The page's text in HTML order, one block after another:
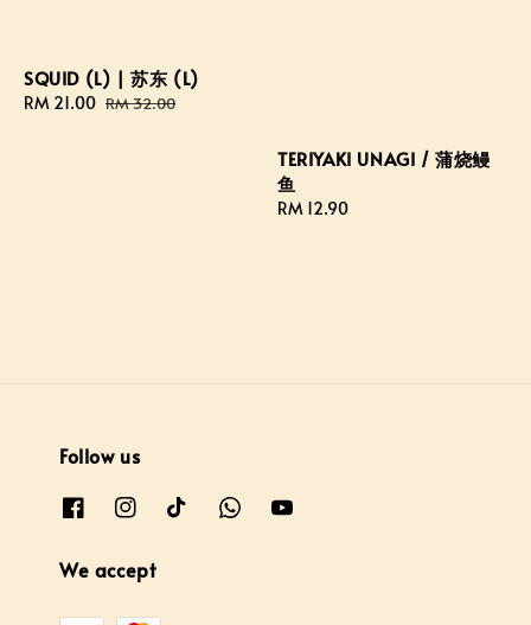
SQUID (L) | 苏东 (L)
Sale
RM 21.00 Regular
RM 32.00
TERIYAKI UNAGI / 蒲烧鳗
鱼
Regular
RM 12.90
Follow us
We accept